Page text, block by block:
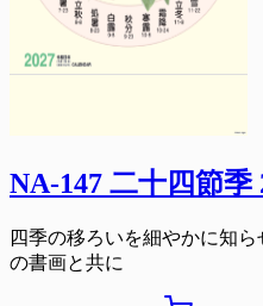
NA-147 二十四節
四季の移ろいを細やかに知
の書画と共に